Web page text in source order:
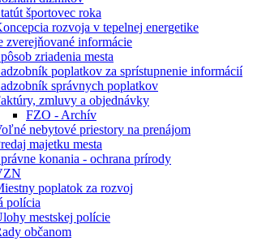
športovec roka
rozvoja v tepelnej energetike
zverejňované informácie
zriadenia mesta
poplatkov za sprístupnenie informácií
správnych poplatkov
zmluvy a objednávky
FZO - Archív
nebytové priestory na prenájom
majetku mesta
konania - ochrana prírody
poplatok za rozvoj
polícia
mestskej polície
občanom